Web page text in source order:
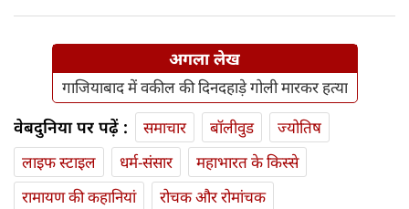
अगला लेख
गाजियाबाद में वकील की दिनदहाड़े गोली मारकर हत्या
वेबदुनिया पर पढ़ें : समाचार बॉलीवुड
ज्योतिष
लाइफ स्‍टाइल
धर्म-संसार
महाभारत के किस्से
रामायण की कहानियां
रोचक और रोमांचक